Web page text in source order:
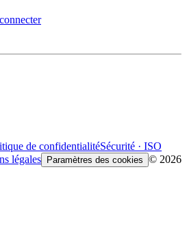
de confidentialitéSécurité · ISO
légales Paramètres des cookies © 2026